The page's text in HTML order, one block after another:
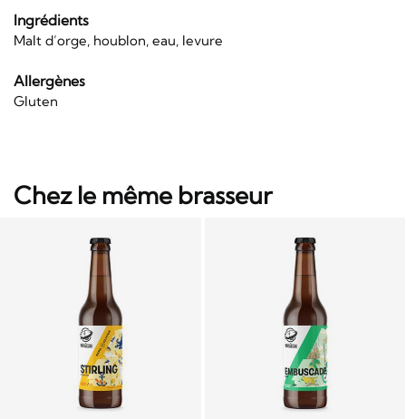
Ingrédients
Malt d’orge, houblon, eau, levure
Allergènes
Gluten
Chez le même brasseur